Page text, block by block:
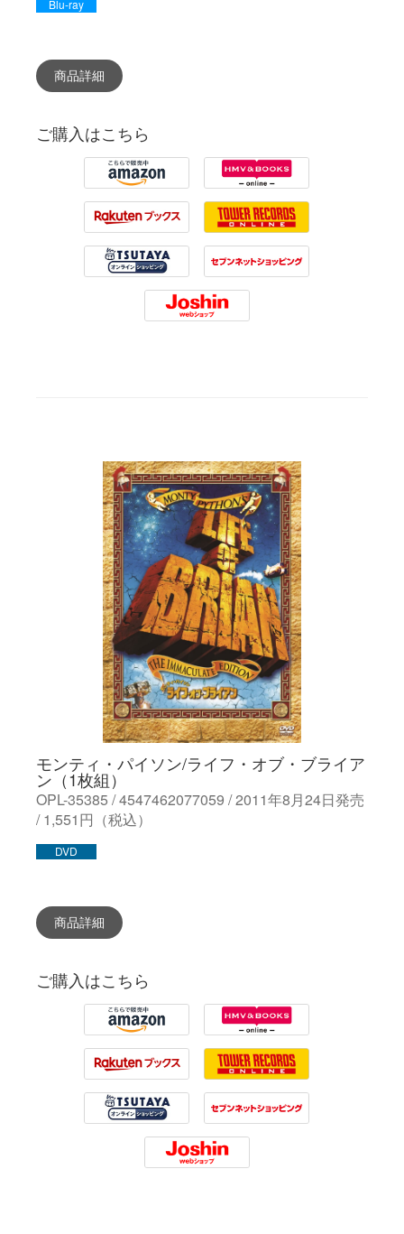
Blu-ray
商品詳細
ご購入はこちら
Amazon HMV
Rakuten Tower Records
Tsutaya 7net
Joshin
モンティ・パイソン/ライフ・オブ・ブライア
ン（1枚組）
OPL-35385 / 4547462077059 / 2011年8月24日発売
/ 1,551円（税込）
DVD
商品詳細
ご購入はこちら
Amazon HMV
Rakuten Tower Records
Tsutaya 7net
Joshin